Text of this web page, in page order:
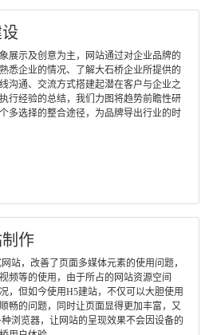
展示及创意为主，网站通过对企业品牌的
悉企业的情况、了解大石桥企业所提供的
沟通、交流方式搭建起潜在客户与企业之
行经验的总结，我们力图将趋势前瞻性研
多选择的整合途径，为品牌导出行业的时
作
站，改善了页面多媒体元素的使用问题，
频等的使用，由于所占的网站资源空间
，但如今使用H5建站，不仅可以大胆使用
畅的问题，同时让页面显得更加丰富，又
浏览器，让网站的呈现效果不会因设备的